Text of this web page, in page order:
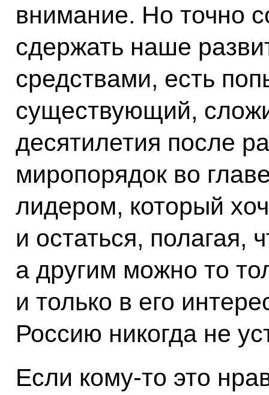
внимание. Но точно
сдержать наше
средствами, есть
существующий,
десятилетия после
миропорядок во
лидером, который
и остаться, полагая,
а другим можно то
и только в его
Россию никогда не
Если кому‑то это